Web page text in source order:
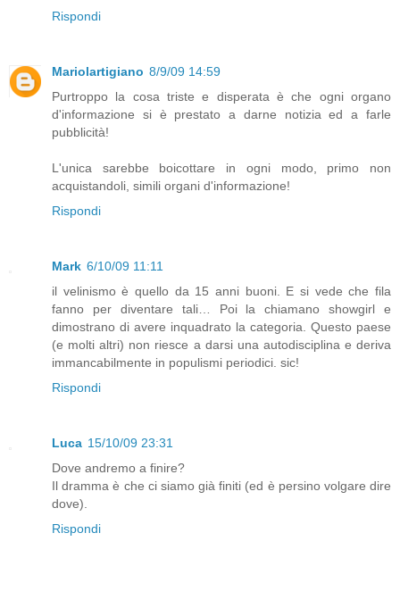
Rispondi
Mariolartigiano 8/9/09 14:59
Purtroppo la cosa triste e disperata è che ogni organo
d'informazione si è prestato a darne notizia ed a farle
pubblicità!
L'unica sarebbe boicottare in ogni modo, primo non
acquistandoli, simili organi d'informazione!
Rispondi
Mark 6/10/09 11:11
il velinismo è quello da 15 anni buoni. E si vede che fila
fanno per diventare tali… Poi la chiamano showgirl e
dimostrano di avere inquadrato la categoria. Questo paese
(e molti altri) non riesce a darsi una autodisciplina e deriva
immancabilmente in populismi periodici. sic!
Rispondi
Luca 15/10/09 23:31
Dove andremo a finire?
Il dramma è che ci siamo già finiti (ed è persino volgare dire
dove).
Rispondi